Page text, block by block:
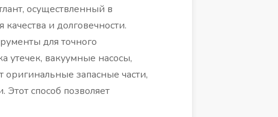
осуществленный в
и долговечности.
для точного
утечек, вакуумные насосы,
оригинальные запасные части,
способ позволяет